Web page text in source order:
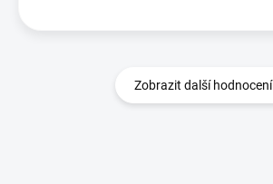
Zobrazit další hodnocení